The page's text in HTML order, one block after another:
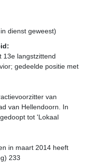
dienst geweest)
13e langstzittend
gedeelde positie met
van
van Hellendoorn. In
tot 'Lokaal
in maart 2014 heeft
233